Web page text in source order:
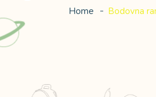
Home Bodovna